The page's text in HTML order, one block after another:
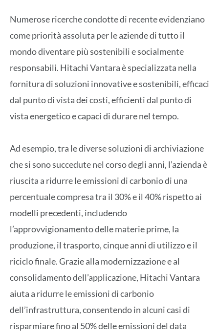
Numerose ricerche condotte di recente evidenziano
come priorità assoluta per le aziende di tutto il
mondo diventare più sostenibili e socialmente
responsabili. Hitachi Vantara è specializzata nella
fornitura di soluzioni innovative e sostenibili, efficaci
dal punto di vista dei costi, efficienti dal punto di
vista energetico e capaci di durare nel tempo.
Ad esempio, tra le diverse soluzioni di archiviazione
che si sono succedute nel corso degli anni, l’azienda è
riuscita a ridurre le emissioni di carbonio di una
percentuale compresa tra il 30% e il 40% rispetto ai
modelli precedenti, includendo
l’approvvigionamento delle materie prime, la
produzione, il trasporto, cinque anni di utilizzo e il
riciclo finale. Grazie alla modernizzazione e al
consolidamento dell’applicazione, Hitachi Vantara
aiuta a ridurre le emissioni di carbonio
dell’infrastruttura, consentendo in alcuni casi di
risparmiare fino al 50% delle emissioni del data